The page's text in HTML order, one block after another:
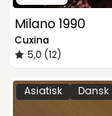
Milano 1990
Cuxina
5,0 (12)
Asiatisk Dansk